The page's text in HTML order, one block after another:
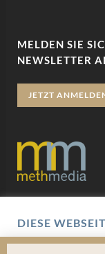
MELDEN SIE
NEWSLETTER
JETZT
Impressum
DIESE
Wir verwenden